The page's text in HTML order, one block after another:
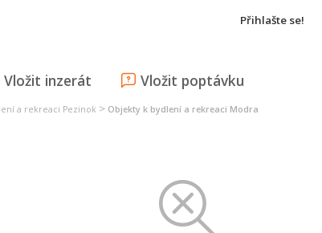
Přihlašte se!
Vložit inzerát Vložit poptávku
a rekreaci Pezinok > Objekty k bydlení a rekreaci Modra